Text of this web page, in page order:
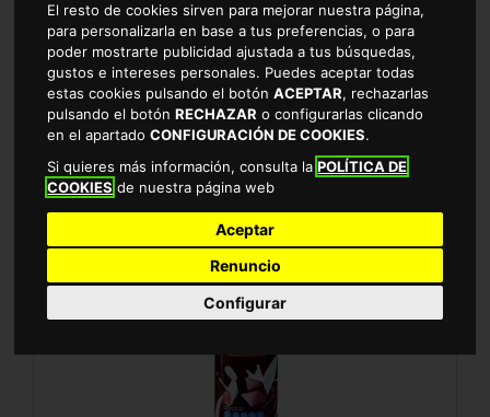
El resto de cookies sirven para mejorar nuestra página,
para personalizarla en base a tus preferencias, o para
poder mostrarte publicidad ajustada a tus búsquedas,
gustos e intereses personales. Puedes aceptar todas
estas cookies pulsando el botónACEPTAR, rechazarlas
pulsando el botónRECHAZAR o configurarlas clicando
en el apartadoCONFIGURACIÓN DE COOKIES.
Si quieres más información, consulta laPOLÍTICA DE
COOKIES de nuestra página web
Aceptar
Renuncio
Configurar
1.93 €
EL LITRO SALE A 1.61€
Comprar